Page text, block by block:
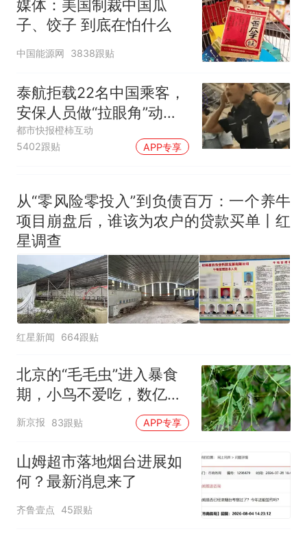
么？
媒体：美国制裁中国瓜
子、饺子 到底在怕什么
中国能源网 3838跟贴
泰航拒载22名中国乘客，
安保人员做“拉眼角”动
作，泰国机场最新回应：
拒绝登机决定由航司作
改签但没兑现
都市快报橙柿互动
5402跟贴
APP专享
从“零风险零投入”到负债百万：一个养牛
项目崩盘后，谁该为农户的贷款买单丨红
星调查
红星新闻 664跟贴
北京的“毛毛虫”进入暴食
期，小鸟不爱吃，数亿头
小蜂迎战
新京报 83跟贴 APP专享
山姆超市落地烟台进展如
何？最新消息来了
齐鲁壹点 45跟贴